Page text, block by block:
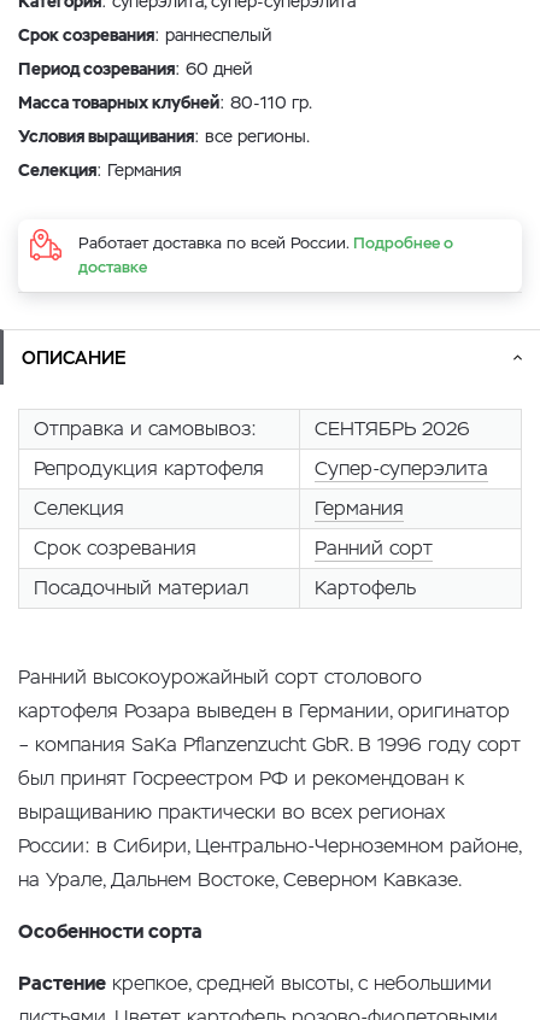
Срок созревания: раннеспелый
Период созревания: 60 дней
Масса товарных клубней: 80-110 гр.
Условия выращивания: все регионы.
Селекция: Германия
Работает доставка по всей России. Подробнее о
доставке
ОПИСАНИЕ
Отправка и самовывоз:
СЕНТЯБРЬ 2026
Репродукция картофеля
Супер-суперэлита
Селекция
Германия
Срок созревания
Ранний сорт
Посадочный материал
Картофель
Ранний высокоурожайный сорт столового
картофеля Розара выведен в Германии, оригинатор
– компания SaKa Pflanzenzucht GbR. В 1996 году сорт
был принят Госреестром РФ и рекомендован к
выращиванию практически во всех регионах
России: в Сибири, Центрально-Черноземном районе,
на Урале, Дальнем Востоке, Северном Кавказе.
Особенности сорта
Растение крепкое, средней высоты, с небольшими